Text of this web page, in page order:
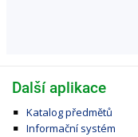
Další aplikace
Katalog předmětů
Informační systém